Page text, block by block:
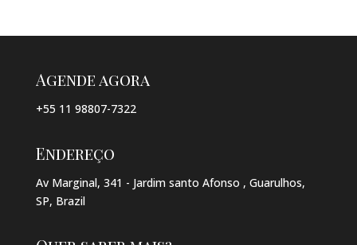
Agende agora
+55 11 98807-7322
Endereço
Av Marginal, 341 - Jardim santo Afonso , Guarulhos,
SP, Brazil